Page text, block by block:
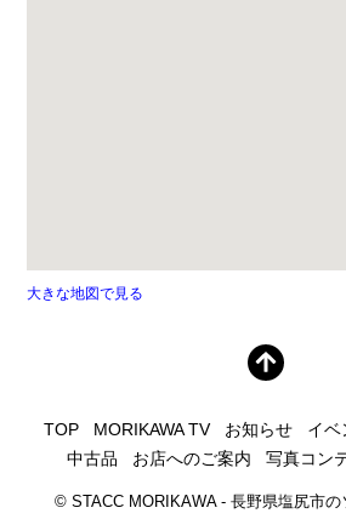
大きな地図で見る
TOP MORIKAWA TV お知らせ イベ
中古品
お店へのご案内 写真コン
© STACC MORIKAWA - 長野県塩尻市の